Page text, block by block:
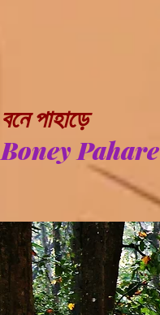
বনে পাহাড়ে
Boney Pahare